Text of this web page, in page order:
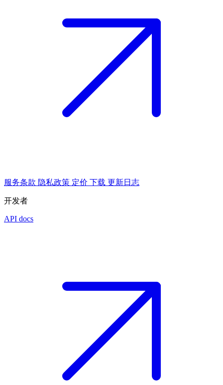
服务条款 隐私政策 定价 下载 更新日志
开发者
API docs